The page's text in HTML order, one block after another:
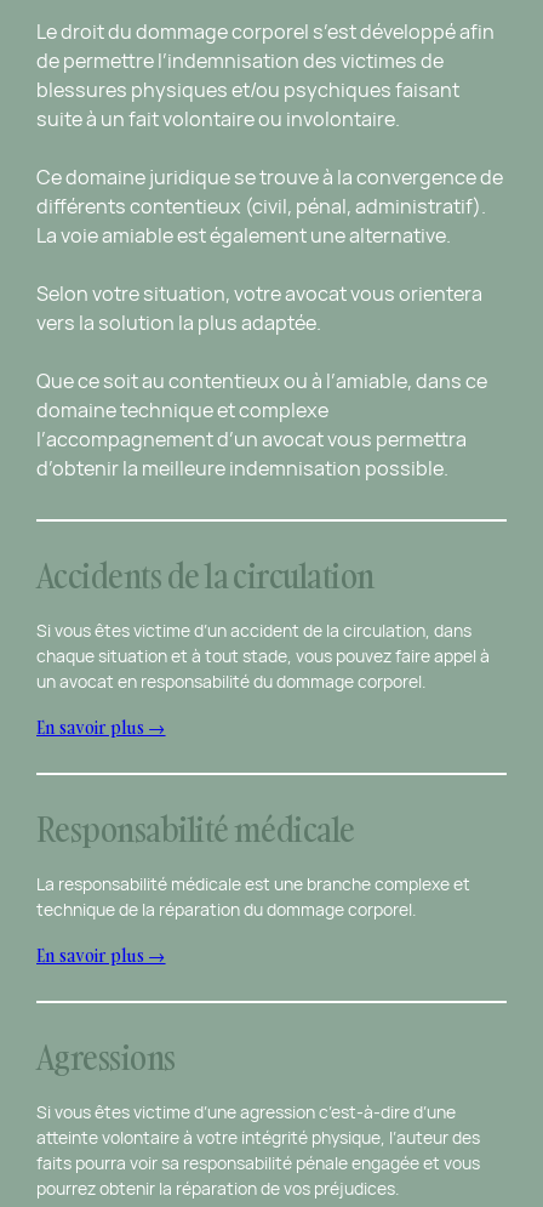
Le droit du dommage corporel s’est développé afin
de permettre l’indemnisation des victimes de
blessures physiques et/ou psychiques faisant
suite à un fait volontaire ou involontaire.
Ce domaine juridique se trouve à la convergence de
différents contentieux (civil, pénal, administratif).
La voie amiable est également une alternative.
Selon votre situation, votre avocat vous orientera
vers la solution la plus adaptée.
Que ce soit au contentieux ou à l’amiable, dans ce
domaine technique et complexe
l’accompagnement d’un avocat vous permettra
d’obtenir la meilleure indemnisation possible.
Accidents de la circulation
Si vous êtes victime d’un accident de la circulation, dans
chaque situation et à tout stade, vous pouvez faire appel à
un avocat en responsabilité du dommage corporel.
En savoir plus →
Responsabilité médicale
La responsabilité médicale est une branche complexe et
technique de la réparation du dommage corporel.
En savoir plus →
Agressions
Si vous êtes victime d’une agression c’est-à-dire d’une
atteinte volontaire à votre intégrité physique, l’auteur des
faits pourra voir sa responsabilité pénale engagée et vous
pourrez obtenir la réparation de vos préjudices.